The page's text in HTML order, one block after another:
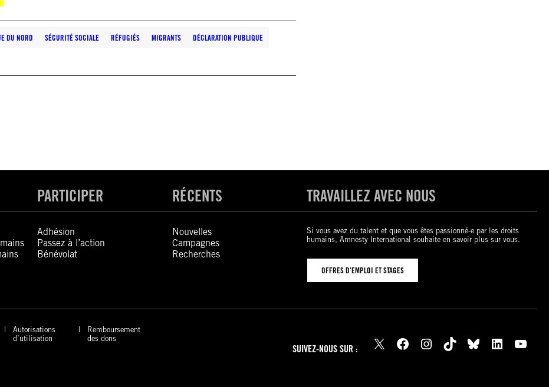
DU NORD SÉCURITÉ SOCIALE RÉFUGIÉS MIGRANTS DÉCLARATION PUBLIQUE
PARTICIPER
Adhésion
Passez à l’action
Bénévolat
RÉCENTS
Nouvelles
Campagnes
Recherches
TRAVAILLEZ AVEC NOUS
Si vous avez du talent et que vous êtes passionné-e par les droits
humains, Amnesty International souhaite en savoir plus sur vous.
OFFRES D’EMPLOI ET STAGES
Autorisations
d’utilisation
Remboursement
des dons
SUIVEZ-NOUS SUR : X Facebook Instagram TikTok Bluesky LinkedIn YouTube